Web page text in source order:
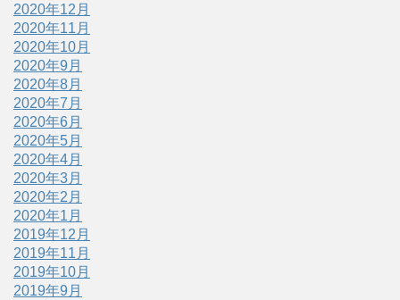
2020年12月
2020年11月
2020年10月
2020年9月
2020年8月
2020年7月
2020年6月
2020年5月
2020年4月
2020年3月
2020年2月
2020年1月
2019年12月
2019年11月
2019年10月
2019年9月